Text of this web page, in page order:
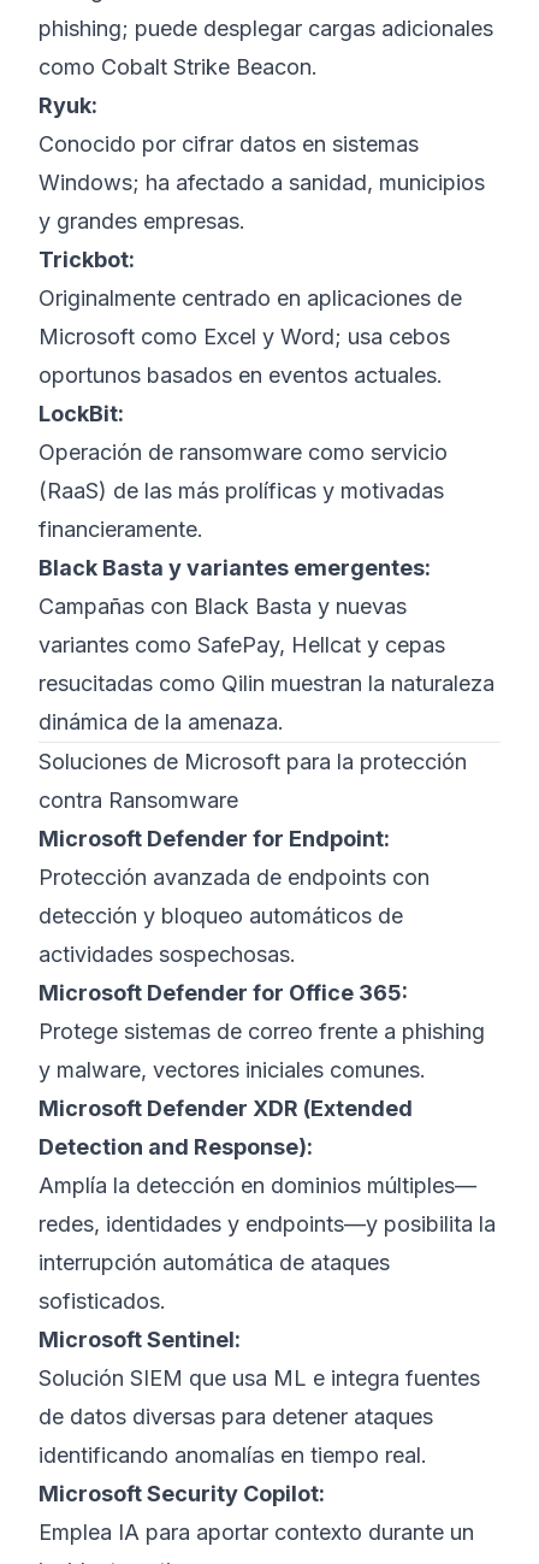
phishing; puede desplegar cargas adicionales
como Cobalt Strike Beacon.
Ryuk:
Conocido por cifrar datos en sistemas
Windows; ha afectado a sanidad, municipios
y grandes empresas.
Trickbot:
Originalmente centrado en aplicaciones de
Microsoft como Excel y Word; usa cebos
oportunos basados en eventos actuales.
LockBit:
Operación de ransomware como servicio
(RaaS) de las más prolíficas y motivadas
financieramente.
Black Basta y variantes emergentes:
Campañas con Black Basta y nuevas
variantes como SafePay, Hellcat y cepas
resucitadas como Qilin muestran la naturaleza
dinámica de la amenaza.
Soluciones de Microsoft para la protección
contra Ransomware
Microsoft Defender for Endpoint:
Protección avanzada de endpoints con
detección y bloqueo automáticos de
actividades sospechosas.
Microsoft Defender for Office 365:
Protege sistemas de correo frente a phishing
y malware, vectores iniciales comunes.
Microsoft Defender XDR (Extended
Detection and Response):
Amplía la detección en dominios múltiples—
redes, identidades y endpoints—y posibilita la
interrupción automática de ataques
sofisticados.
Microsoft Sentinel:
Solución SIEM que usa ML e integra fuentes
de datos diversas para detener ataques
identificando anomalías en tiempo real.
Microsoft Security Copilot:
Emplea IA para aportar contexto durante un